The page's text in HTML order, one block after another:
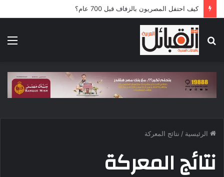
كيف احتفل المصريون بالزفاف قبل 700 عام؟
عن
الرئيسية / نتائج المعركة
نتائج المعركة